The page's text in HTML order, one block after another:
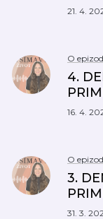
21. 4.
O
4.
16. 4.
O
3.
31. 3.